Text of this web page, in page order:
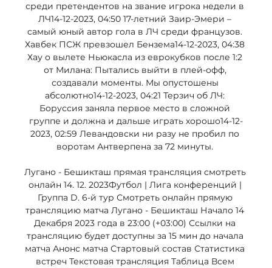
среди претендентов на звание игрока недели в
ЛЧ14-12-2023, 04:50 17-летний Заир-Эмери –
самый юный автор гола в ЛЧ среди французов.
Хавбек ПСЖ превзошел Бензема14-12-2023, 04:38
Хау о вылете Ньюкасла из еврокубков после 1:2
от Милана: Пытались выйти в плей-офф,
создавали моменты. Мы опустошены
абсолютно14-12-2023, 04:21 Терзич об ЛЧ:
Боруссия заняла первое место в сложной
группе и должна и дальше играть хорошо14-12-
2023, 02:59 Левандовски ни разу не пробил по
воротам Антверпена за 72 минуты.
Лугано - Бешикташ прямая трансляция смотреть
онлайн 14. 12. 2023Футбол | Лига конференций |
Группа D. 6-й тур Смотреть онлайн прямую
трансляцию матча Лугано - Бешикташ Начало 14
Декабря 2023 года в 23:00 (+03:00) Ссылки на
трансляцию будет доступны за 15 мин до начала
матча Анонс матча Стартовый состав Статистика
встреч Текстовая трансляция Таблица Всем